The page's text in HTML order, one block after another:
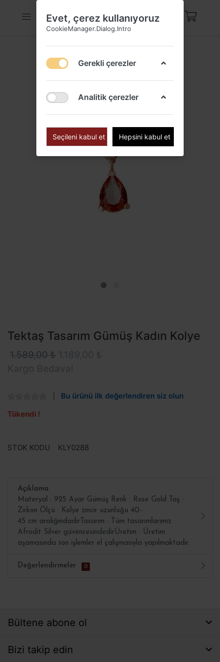
Tektaş Tasarım Gümüş Kadın Kolye
1.589,00 ₺
Bu ürünü ilk değerlendiren siz olun
Tükendi !
STOK KODU KLY0288
Açıklama
Materyal : 925 Ayar Gümüş Renk : Rose Gold Taş :
Zirkon Ölçü : Kolye zincir uzunluğu 40-
45 cm aralığındadırTasarım : Tüm tasarımlarımız
Afrodit Silver güvencesindedirÜretim : Üretim
aşamasında son işlemler el çalışmasıyla yapılmaktadır.
Değerlendirmeler 0
Bültene abone ol
Bizi takip edin
Evet, çerez kullanıyoruz
CookieManager.Dialog.Intro
Gerekli çerezler
Analitik çerezler
Seçileni kabul et Hepsini kabul et